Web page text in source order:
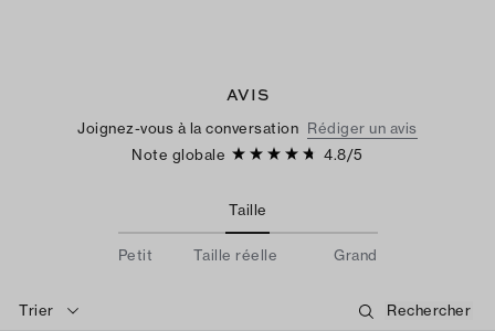
AVIS
Joignez-vous à la conversation Rédiger un avis
Note globale
4.8/5
Taille
Petit Taille réelle Grand
Trier